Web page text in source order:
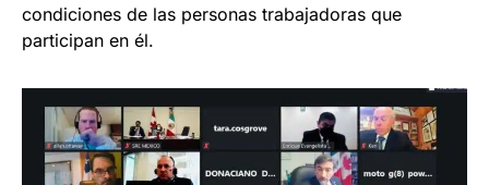
condiciones de las personas trabajadoras que
participan en él.